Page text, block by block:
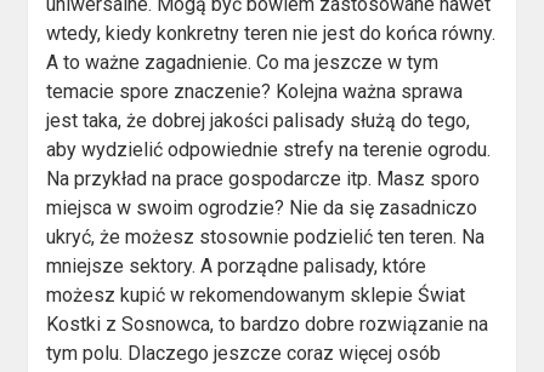
uniwersalne. Mogą być bowiem zastosowane nawet
wtedy, kiedy konkretny teren nie jest do końca równy.
A to ważne zagadnienie. Co ma jeszcze w tym
temacie spore znaczenie? Kolejna ważna sprawa
jest taka, że dobrej jakości palisady służą do tego,
aby wydzielić odpowiednie strefy na terenie ogrodu.
Na przykład na prace gospodarcze itp. Masz sporo
miejsca w swoim ogrodzie? Nie da się zasadniczo
ukryć, że możesz stosownie podzielić ten teren. Na
mniejsze sektory. A porządne palisady, które
możesz kupić w rekomendowanym sklepie Świat
Kostki z Sosnowca, to bardzo dobre rozwiązanie na
tym polu. Dlaczego jeszcze coraz więcej osób